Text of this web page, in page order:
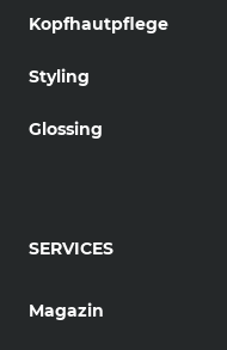
Kopfhautpflege
Styling
Glossing
SERVICES
Magazin